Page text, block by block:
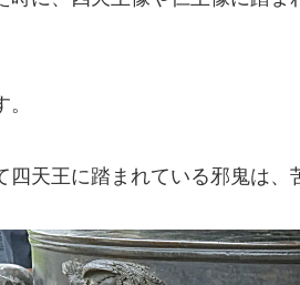
天王に踏まれている邪鬼は、